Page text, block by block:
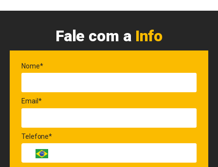
Fale com a Info
Nome*
Email*
Telefone*